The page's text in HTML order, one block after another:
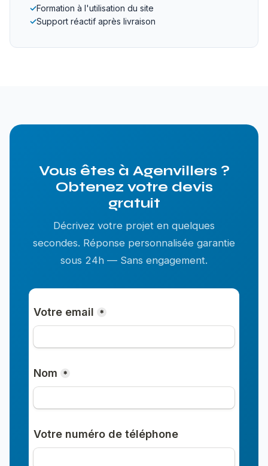
✓Formation à l'utilisation du site
✓Support réactif après livraison
Vous êtes à Agenvillers ?
Obtenez votre devis
gratuit
Décrivez votre projet en quelques
secondes. Réponse personnalisée garantie
sous 24h — Sans engagement.